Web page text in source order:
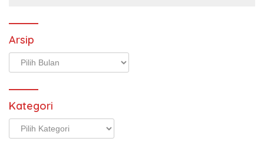
Arsip
Arsip
Kategori
Kategori